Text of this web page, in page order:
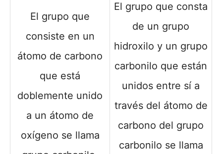
El grupo que
consiste en un
átomo de carbono
que está
doblemente unido
a un átomo de
oxígeno se llama
El grupo que consta
de un grupo
hidroxilo y un grupo
carbonilo que están
unidos entre sí a
través del átomo de
carbono del grupo
carbonilo se llama